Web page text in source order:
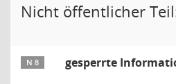
Nicht öffentlicher
N 8 gesperrte